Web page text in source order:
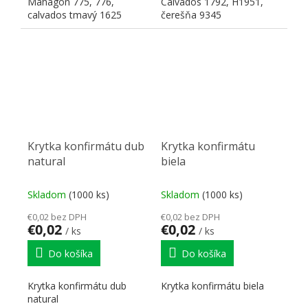
calvados tmavý 1625
čerešňa 9345
Krytka konfirmátu dub
natural
Skladom (1000 ks)
€0,02 bez DPH
€0,02 / ks
Do košíka
Krytka konfirmátu dub
natural
Krytka konfirmátu
biela
Skladom (1000 ks)
€0,02 bez DPH
€0,02 / ks
Do košíka
Krytka konfirmátu biela